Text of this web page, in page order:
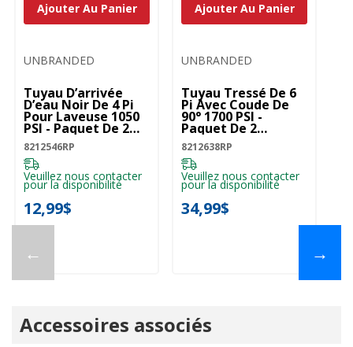
←
UNBRANDED
Tuyau D’arrivée
D’eau Noir De 4 Pi
Pour Laveuse 1050
PSI - Paquet De 2
8212546RP
8212546RP
Veuillez nous contacter
pour la disponibilité
12,99$
Ajouter Au Panier
UNBRANDED
Tuyau Tressé De 6
Pi Avec Coude De
90° 1700 PSI -
Paquet De 2
8212638RP
8212638RP
Veuillez nous contacter
pour la disponibilité
34,99$
Ajouter Au Panier
→
Accessoires associés